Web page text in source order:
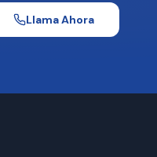
Llama Ahora